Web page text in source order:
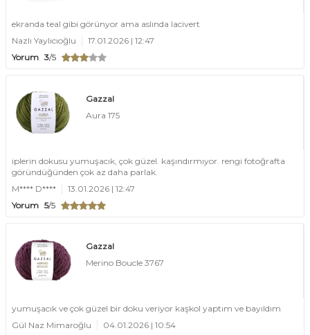
ekranda teal gibi görünyor ama aslında lacivert
Nazlı Yaylıcıoğlu
17.01.2026 | 12:47
Yorum 3/5
Gazzal
Aura 175
iplerin dokusu yumuşacık, çok güzel. kaşındırmıyor. rengi fotoğrafta
göründüğünden çok az daha parlak.
M**** D****
13.01.2026 | 12:47
Yorum 5/5
Gazzal
Merino Boucle 3767
yumuşacık ve çok güzel bir doku veriyor kaşkol yaptım ve bayıldım
Gül Naz Mimaroğlu
04.01.2026 | 10:54